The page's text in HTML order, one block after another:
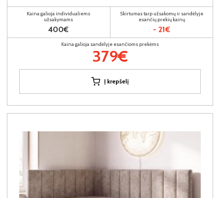
Kaina galioja individualiems
užsakymams
400€
Skirtumas tarp užsakomų ir sandėlyje
esančių prekių kainų
- 21€
Kaina galioja sandėlyje esančioms prekėms
379€
Į krepšelį